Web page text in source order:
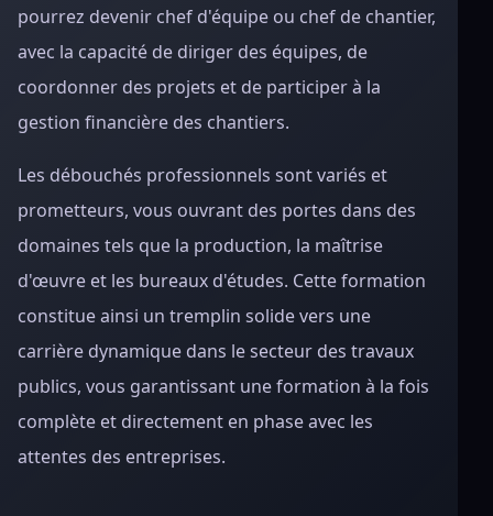
pourrez devenir chef d'équipe ou chef de chantier,
avec la capacité de diriger des équipes, de
coordonner des projets et de participer à la
gestion financière des chantiers.
Les débouchés professionnels sont variés et
prometteurs, vous ouvrant des portes dans des
domaines tels que la production, la maîtrise
d'œuvre et les bureaux d'études. Cette formation
constitue ainsi un tremplin solide vers une
carrière dynamique dans le secteur des travaux
publics, vous garantissant une formation à la fois
complète et directement en phase avec les
attentes des entreprises.